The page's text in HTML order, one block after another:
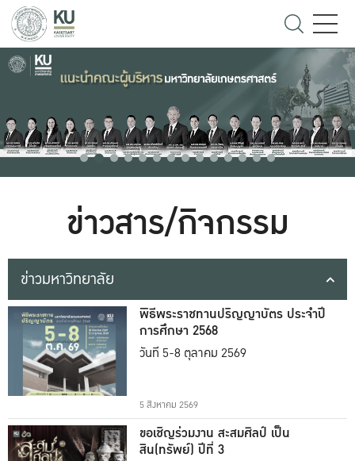
ข่าวสาร/กิจกรรม
ข่าวมหาวิทยาลัย
พิธีพระราชทานปริญญาบัตร ประจำปี
การศึกษา 2568
วันที่ 5-8 ตุลาคม 2569
5 สิงหาคม 2569
ขอเชิญร่วมงาน สะสมศิลป์ เป็น
สิน(ทรัพย์) ปีที่ 3